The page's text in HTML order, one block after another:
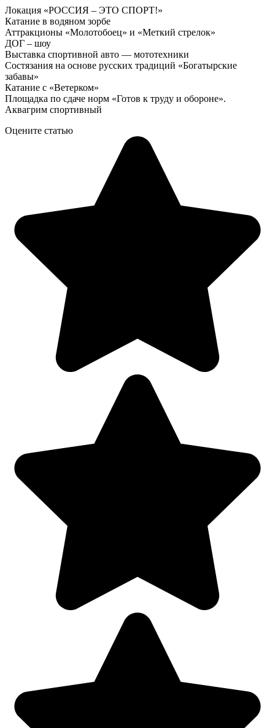
Локация «РОССИЯ – ЭТО СПОРТ!»
Катание в водяном зорбе
Аттракционы «Молотобоец» и «Меткий стрелок»
ДОГ – шоу
Выставка спортивной авто — мототехники
Состязания на основе русских традиций «Богатырские
забавы»
Катание с «Ветерком»
Площадка по сдаче норм «Готов к труду и обороне».
Аквагрим спортивный
Оцените статью